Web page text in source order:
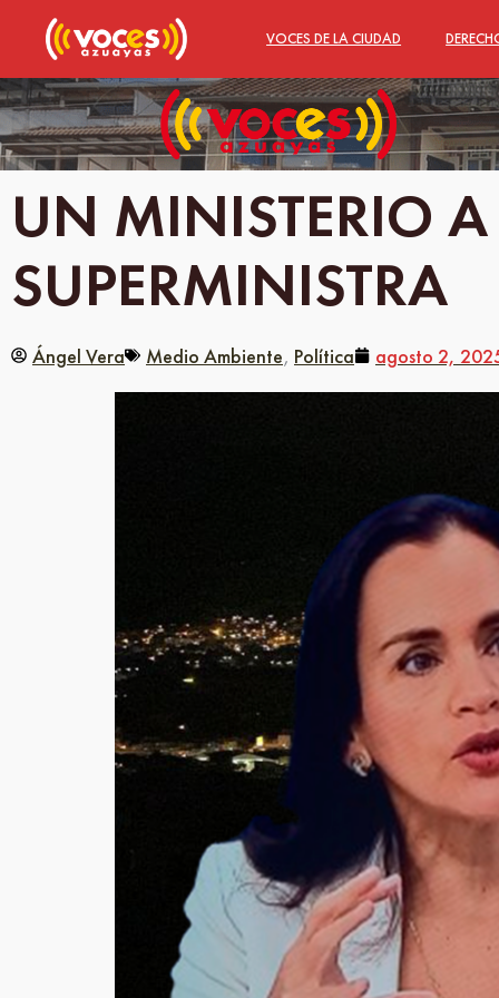
VOCES DE LA CIUDAD
UN MINISTERIO
SUPERMINISTRA
Ángel Vera Medio Ambiente, Política agosto 2,